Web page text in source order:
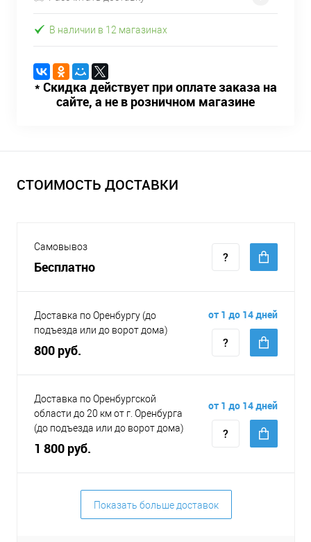
В наличии в 12 магазинах
* Скидка действует при оплате заказа на
сайте, а не в розничном магазине
СТОИМОСТЬ ДОСТАВКИ
Самовывоз
Бесплатно
Доставка по Оренбургу (до
подъезда или до ворот дома)
800 руб.
от 1 до 14 дней
Доставка по Оренбургской
области до 20 км от г. Оренбурга
(до подъезда или до ворот дома)
1 800 руб.
от 1 до 14 дней
Показать больше доставок